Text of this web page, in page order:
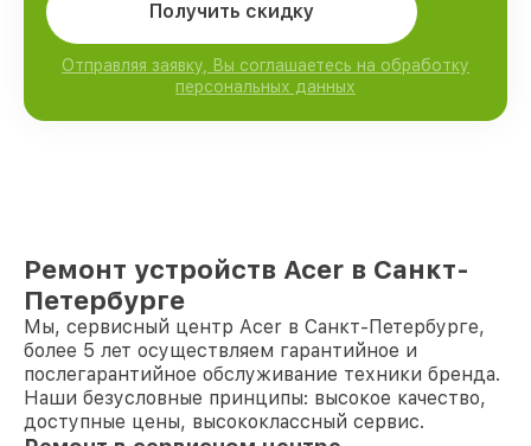
Получить скидку
Отправляя заявку, Вы соглашаетесь на обработку
персональных данных
Ремонт устройств Acer в Санкт-
Петербурге
Мы, сервисный центр Acer в Санкт-Петербурге,
более 5 лет осуществляем гарантийное и
послегарантийное обслуживание техники бренда.
Наши безусловные принципы: высокое качество,
доступные цены, высококлассный сервис.